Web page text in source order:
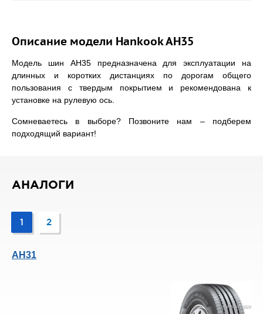
Описание модели Hankook AH35
Модель шин AH35 предназначена для эксплуатации на
длинных и коротких дистанциях по дорогам общего
пользования с твердым покрытием и рекомендована к
установке на рулевую ось.
Сомневаетесь в выборе? Позвоните нам – подберем
подходящий вариант!
АНАЛОГИ
1 2
AH31